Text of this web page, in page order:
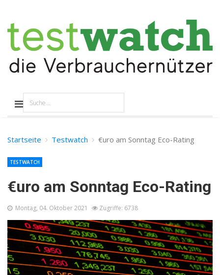
Startseite Testwatch €uro am Sonntag Eco-Rating
€uro am Sonntag Eco-Rating
TESTWATCH
Montag, 04. Oktober 2021 Zugriffe: 6738